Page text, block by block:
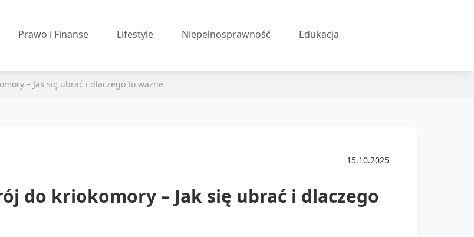
Prawo i Finanse Lifestyle Niepełnosprawność Edukacja
– Jak się ubrać i dlaczego to ważne
15.10.2025
do kriokomory – Jak się ubrać i dlaczego